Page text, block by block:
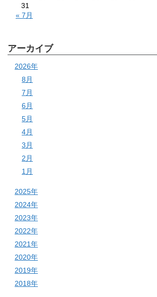
31
« 7月
アーカイブ
2026年
8月
7月
6月
5月
4月
3月
2月
1月
2025年
2024年
2023年
2022年
2021年
2020年
2019年
2018年